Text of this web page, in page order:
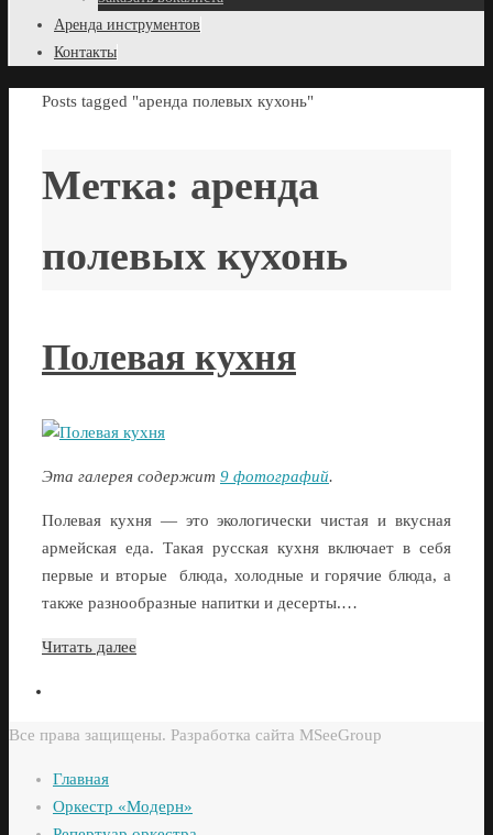
Аренда инструментов
Контакты
Домой
Posts tagged "аренда полевых кухонь"
Метка: аренда
полевых кухонь
Полевая кухня
Эта галерея содержит 9 фотографий.
Полевая кухня — это экологически чистая и вкусная
армейская еда. Такая русская кухня включает в себя
первые и вторые блюда, холодные и горячие блюда, а
также разнообразные напитки и десерты.…
Читать далее
Все права защищены. Разработка сайта MSeeGroup
Главная
Оркестр «Модерн»